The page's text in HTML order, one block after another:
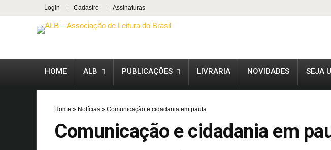
Login Cadastro Assinaturas
HOME ALB PUBLICAÇÕES LIVRARIA NOVIDADES SEJA
Home » Notícias » Comunicação e cidadania em pauta
Comunicação e cidadania em